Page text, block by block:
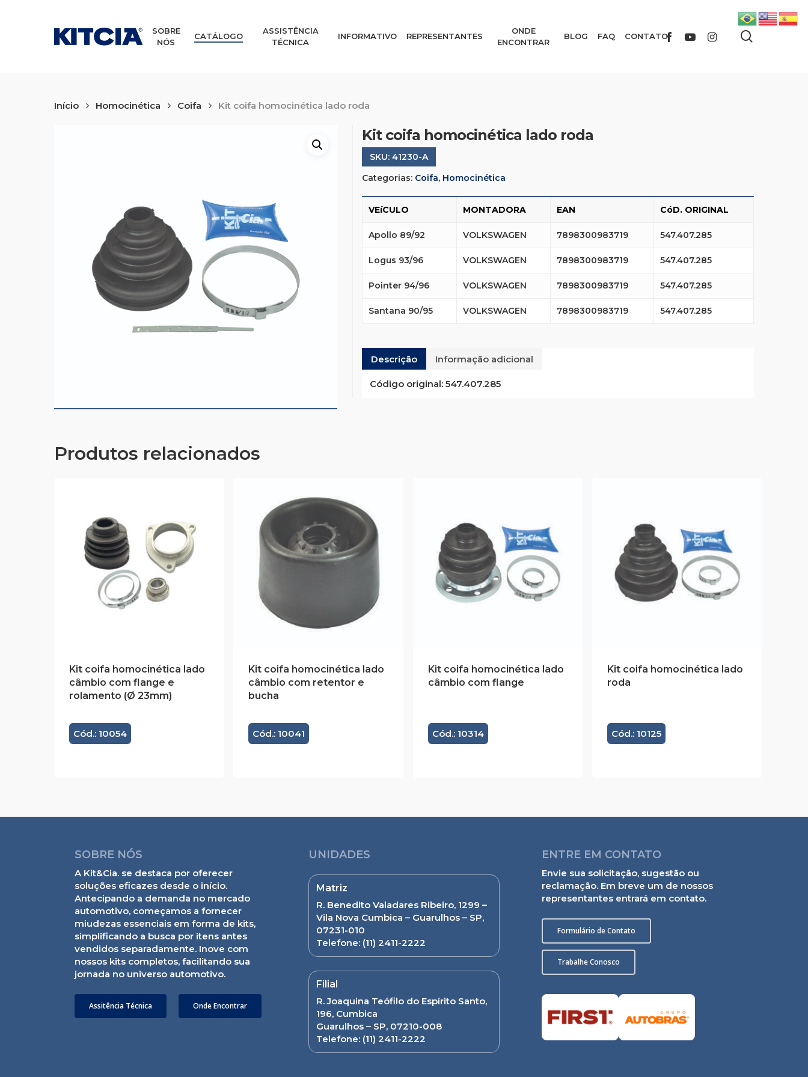
SOBRE
NÓS
CATÁLOGO
ASSISTÊNCIA
TÉCNICA
INFORMATIVO REPRESENTANTES
ONDE
ENCONTRAR
BLOG FAQ CONTATOFACEBOOKYOUTUBEINSTAGRAM
Início Homocinética Coifa Kit coifa homocinética lado roda
Kit coifa homocinética lado roda
SKU: 41230-A
Categorias: Coifa, Homocinética
VEíCULO MONTADORA EAN CóD. ORIGINAL
Apollo 89/92 VOLKSWAGEN 7898300983719 547.407.285
Logus 93/96 VOLKSWAGEN 7898300983719 547.407.285
Pointer 94/96 VOLKSWAGEN 7898300983719 547.407.285
Santana 90/95 VOLKSWAGEN 7898300983719 547.407.285
Descrição Informação adicional
Código original:547.407.285
Produtos relacionados
Kit coifa homocinética lado
câmbio com flange e
rolamento (Ø 23mm)
Cód.: 10054
Kit coifa homocinética lado
câmbio com retentor e
bucha
Cód.: 10041
Kit coifa homocinética lado
câmbio com flange
Cód.: 10314
Kit coifa homocinética lado
roda
Cód.: 10125
SOBRE NÓS
A Kit&Cia. se destaca por oferecer
soluções eficazes desde o início.
Antecipando a demanda no mercado
automotivo, começamos a fornecer
miudezas essenciais em forma de kits,
simplificando a busca por itens antes
vendidos separadamente. Inove com
nossos kits completos, facilitando sua
jornada no universo automotivo.
Assitência Técnica Onde Encontrar
UNIDADES
Matriz
R. Benedito Valadares Ribeiro, 1299 –
Vila Nova Cumbica – Guarulhos – SP,
07231-010
Telefone: (11) 2411-2222
Filial
R. Joaquina Teófilo do Espírito Santo,
196, Cumbica
Guarulhos – SP, 07210-008
Telefone: (11) 2411-2222
ENTRE EM CONTATO
Envie sua solicitação, sugestão ou
reclamação. Em breve um de nossos
representantes entrará em contato.
Formulário de Contato
Trabalhe Conosco